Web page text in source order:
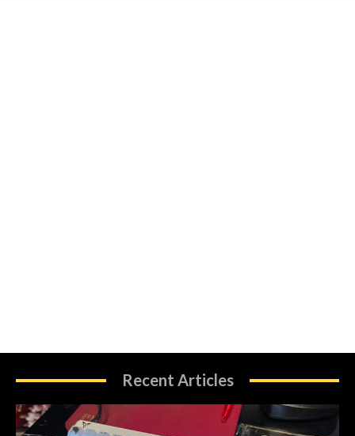
Recent Articles